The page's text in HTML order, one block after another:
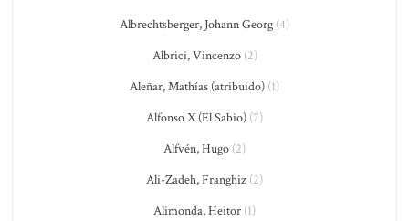
Albrechtsberger, Johann Georg (4)
Albrici, Vincenzo(2)
Aleñar, Mathías (atribuido) (1)
Alfonso X (El Sabio) (7)
Alfvén, Hugo (2)
Ali-Zadeh, Franghiz (2)
Alimonda, Heitor (1)